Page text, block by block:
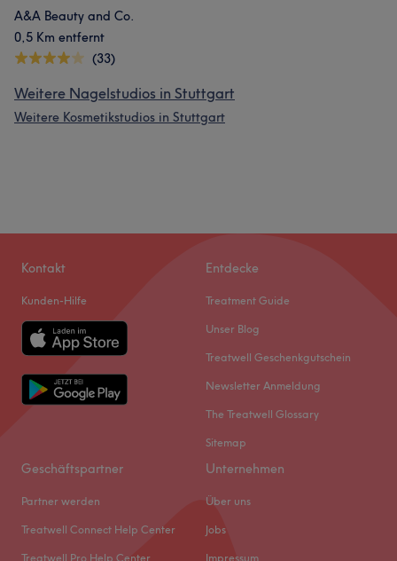
A&A Beauty and Co.
0,5 Km entfernt
(33)
Weitere Nagelstudios in Stuttgart
Weitere Kosmetikstudios in Stuttgart
Kontakt
Kunden-Hilfe
Entdecke
Treatment Guide
Unser Blog
Treatwell Geschenkgutschein
Newsletter Anmeldung
The Treatwell Glossary
Sitemap
Geschäftspartner
Partner werden
Treatwell Connect Help Center
Treatwell Pro Help Center
Unternehmen
Über uns
Jobs
Impressum